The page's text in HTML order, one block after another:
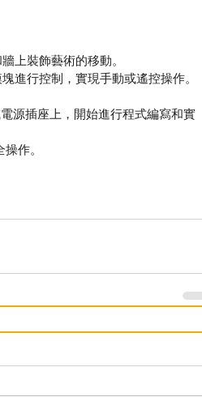
上裝飾藝術的移動。
進行控制，實現手動或遙控操作。
源插座上，開始進行程式編寫和實
作。